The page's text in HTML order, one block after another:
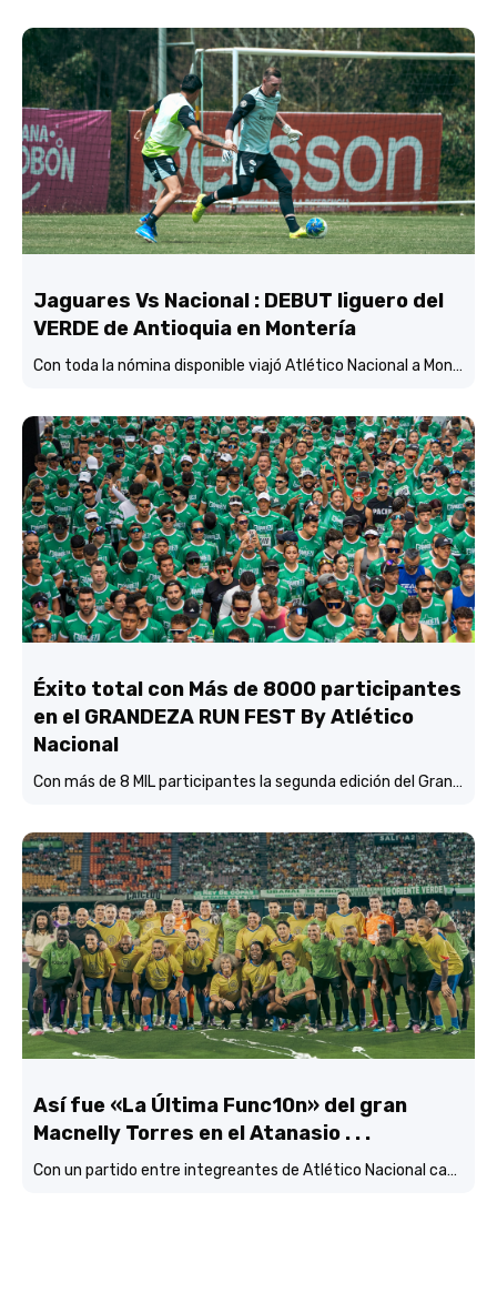
Jaguares Vs Nacional : DEBUT liguero del
VERDE de Antioquia en Montería
Con toda la nómina disponible viajó Atlético Nacional a Montería y está concentrado y listo para enfrentar mañana (3:45 p.m.) a Jaguares de Córdoba en el estadio Jaraguay.
Éxito total con Más de 8000 participantes
en el GRANDEZA RUN FEST By Atlético
Nacional
Con más de 8 MIL participantes la segunda edición del Grandeza Run Fest fue más que un éxito total.
Así fue «La Última Func10n» del gran
Macnelly Torres en el Atanasio . . .
Con un partido entre integreantes de Atlético Nacional campéon continental